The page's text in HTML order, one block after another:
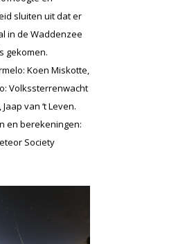
sluiten uit dat er
in de Waddenzee
gekomen.
Koen Miskotte,
Volkssterrenwacht
van ‘t Leven.
en berekeningen:
Society